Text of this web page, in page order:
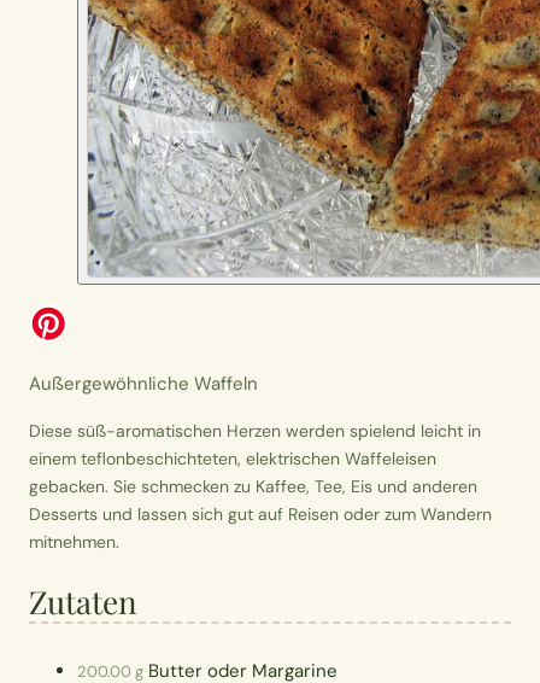
Außergewöhnliche Waffeln
Diese süß-aromatischen Herzen werden spielend leicht in
einem teflonbeschichteten, elektrischen Waffeleisen
gebacken. Sie schmecken zu Kaffee, Tee, Eis und anderen
Desserts und lassen sich gut auf Reisen oder zum Wandern
mitnehmen.
Zutaten
200.00 g Butter oder Margarine